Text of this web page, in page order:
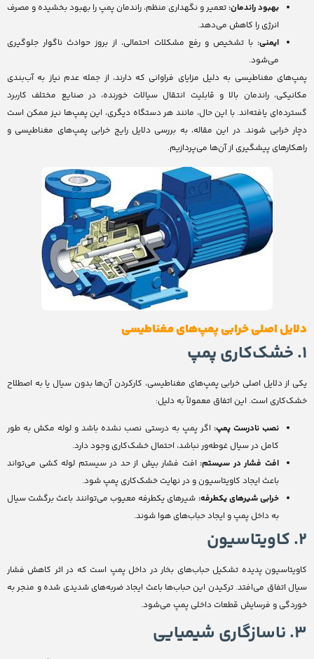
بهبود راندمان: تعمیر و نگهداری منظم، راندمان پمپ را بهبود بخشیده و مصرف
انرژی را کاهش می‌دهد.
ایمنی: با تشخیص و رفع مشکلات احتمالی، از بروز حوادث ناگوار جلوگیری
می‌شود.
پمپ‌های مغناطیسی به دلیل مزایای فراوانی که دارند، از جمله عدم نیاز به آب‌بندی
مکانیکی، راندمان بالا و قابلیت انتقال سیالات خورنده، در صنایع مختلف کاربرد
گسترده‌ای یافته‌اند. با این حال، مانند هر دستگاه دیگری، این پمپ‌ها نیز ممکن است
دچار خرابی شوند. در این مقاله، به بررسی دلایل رایج خرابی پمپ‌های مغناطیسی و
راهکارهای پیشگیری از آن‌ها می‌پردازیم.
دلایل اصلی خرابی پمپ‌های مغناطیسی
1. خشک‌کاری پمپ
یکی از دلایل اصلی خرابی پمپ‌های مغناطیسی، کارکردن آن‌ها بدون سیال یا به اصطلاح
خشک‌کاری است. این اتفاق معمولاً به دلیل:
نصب نادرست پمپ: اگر پمپ به درستی نصب نشده باشد و لوله مکش به طور
کامل در سیال غوطه‌ور نباشد، احتمال خشک‌کاری وجود دارد.
افت فشار در سیستم: افت فشار بیش از حد در سیستم لوله کشی می‌تواند
باعث ایجاد کاویتاسیون و در نهایت خشک‌کاری پمپ شود.
خرابی شیرهای یکطرفه: شیرهای یکطرفه معیوب می‌توانند باعث برگشت سیال
به داخل پمپ و ایجاد حباب‌های هوا شوند.
2. کاویتاسیون
کاویتاسیون پدیده تشکیل حباب‌های بخار در داخل پمپ است که در اثر کاهش فشار
سیال اتفاق می‌افتد. ترکیدن این حباب‌ها باعث ایجاد ضربه‌های شدیدی شده و منجر به
خوردگی و فرسایش قطعات داخلی پمپ می‌شود.
3. ناسازگاری شیمیایی